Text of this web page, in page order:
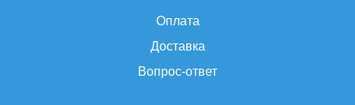
Оплата
Доставка
Вопрос-ответ